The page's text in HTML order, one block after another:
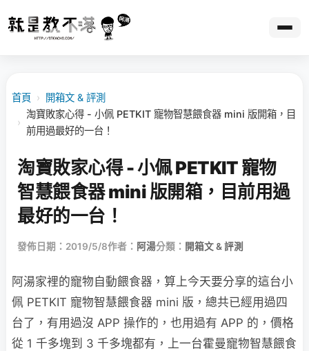
首頁 › 開箱文 & 評測
›
淘寶敗家心得 - 小佩 PETKIT 寵物智慧餵食器 mini 版開箱，目
前用過最好的一台！
淘寶敗家心得 - 小佩 PETKIT 寵物
智慧餵食器 mini 版開箱，目前用過
最好的一台！
發佈日期：2019/5/8作者： 阿湯分類： 開箱文 & 評測
阿湯家裡的寵物自動餵食器，算上今天要分享的這台小
佩 PETKIT 寵物智慧餵食器 mini 版，總共已經用過四
台了，有用過沒 APP 操作的，也用過有 APP 的，價格
從 1 千多塊到 3 千多塊都有，上一台霍曼寵物智慧餵食